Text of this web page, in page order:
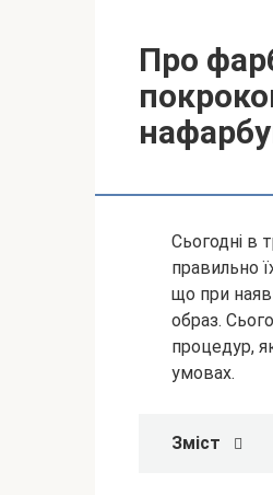
Про
Сьогодні в
правильно
що при
образ.
процедур,
умовах.
Зміст